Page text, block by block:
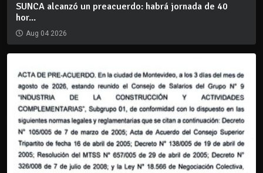
SUNCA alcanzó un preacuerdo: habrá jornada de 40
hor...
Aug 04 2026